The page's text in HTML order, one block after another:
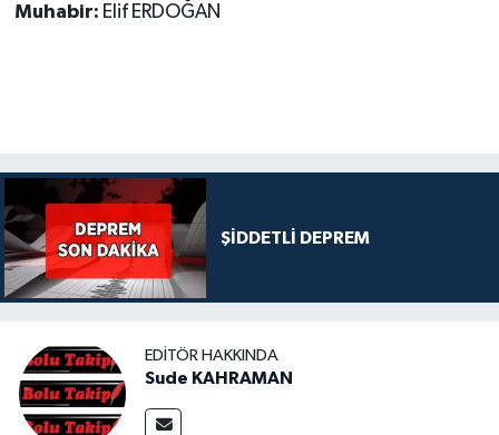
Muhabir: Elif ERDOĞAN
ŞİDDETLİ DEPREM
EDITÖR HAKKINDA
Sude KAHRAMAN